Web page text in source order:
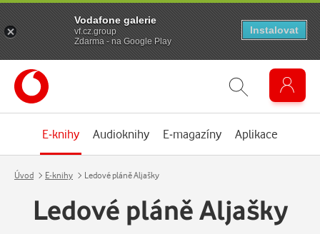
E-knihy Audioknihy E-magazíny Aplikace
Úvod E-knihy Ledové pláně Aljašky
Ledové pláně Aljašky
Vodafone galerie
vf.cz.group
Zdarma - na Google Play
Instalovat